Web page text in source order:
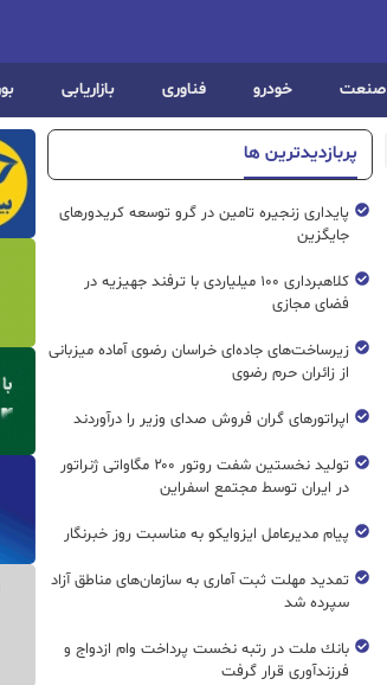
صنعت خودرو فناوری بازاریابی
پربازدیدترین ها
پایداری زنجیره تامین در گرو توسعه کریدورهای
جایگزین
کلاهبرداری ۱۰۰ میلیاردی با ترفند جهیزیه در
فضای مجازی
زیرساخت‌های جاده‌ای خراسان رضوی آماده میزبانی
از زائران حرم رضوی
اپراتورهای گران فروش صدای وزیر را درآوردند
تولید نخستین شفت روتور ۲۰۰ مگاواتی ژنراتور
در ایران توسط مجتمع اسفراین
پیام مدیرعامل ایزوایکو به مناسبت روز خبرنگار
تمدید مهلت ثبت آماری به سازمان‌های مناطق آزاد
سپرده شد
بانك ملت در رتبه نخست پرداخت وام ازدواج و
فرزندآوری قرار گرفت